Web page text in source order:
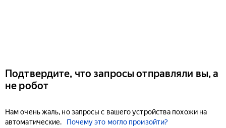
Подтвердите, что запросы отправляли вы, а
не робот
Нам очень жаль, но запросы с вашего устройства похожи на
автоматические.
Почему это могло произойти?